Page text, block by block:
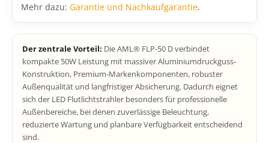
Mehr dazu: Garantie und Nachkaufgarantie.
Der zentrale Vorteil: Die AML® FLP-50 D verbindet
kompakte 50W Leistung mit massiver Aluminiumdruckguss-
Konstruktion, Premium-Markenkomponenten, robuster
Außenqualität und langfristiger Absicherung. Dadurch eignet
sich der LED Flutlichtstrahler besonders für professionelle
Außenbereiche, bei denen zuverlässige Beleuchtung,
reduzierte Wartung und planbare Verfügbarkeit entscheidend
sind.